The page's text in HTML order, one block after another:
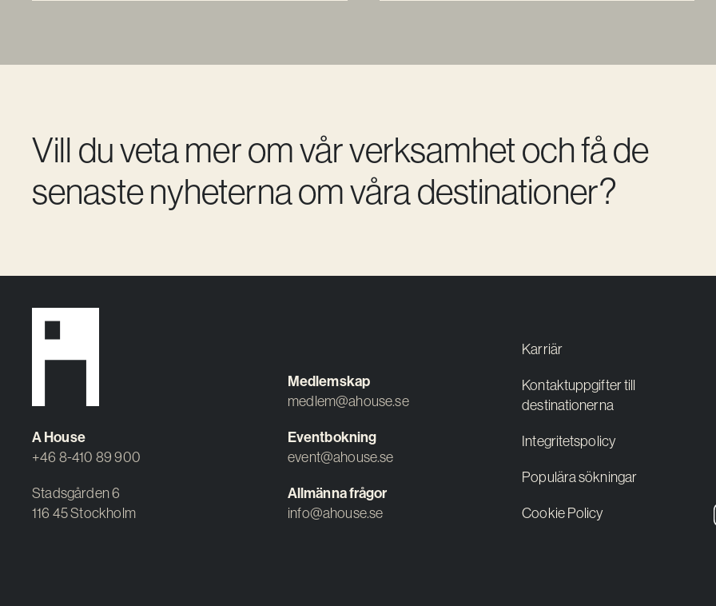
Vill du veta mer om vår verksamhet och få de
senaste nyheterna om våra destinationer?
A House
+46 8-410 89 900
Stadsgården 6
116 45 Stockholm
Medlemskap
medlem@ahouse.se
Eventbokning
event@ahouse.se
Allmänna frågor
info@ahouse.se
Karriär
Kontaktuppgifter till
destinationerna
Integritetspolicy
Populära sökningar
Cookie Policy